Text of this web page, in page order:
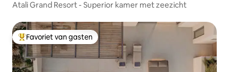
Atali Grand Resort - Superior kamer met zeezicht
Topfavoriet van gasten
Favoriet van gasten